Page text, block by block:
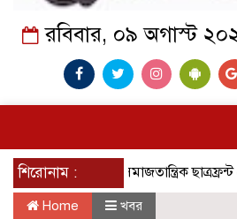
রবিবার, ০৯ অগাস্ট
শিরোনাম :সমাজতান্ত্রিক ছাত্রফ্রন্ট
Home খবর